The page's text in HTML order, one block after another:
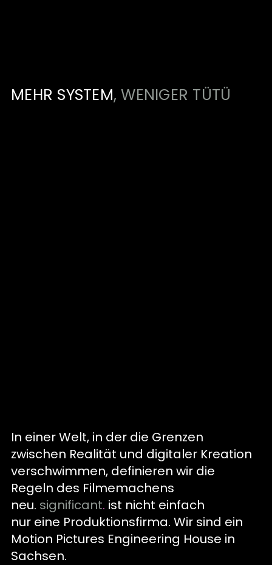
In einerWelt, in der die Grenzen
zwischen Realität und digitaler Kreation
verschwimmen, definieren wir die
Regeln des Filmemachens
neu. significant. ist nicht einfach
nur eine Produktionsfirma. Wir sind ein
Motion Pictures Engineering House in
Sachsen.
MEHR SYSTEM, WENIGER TÜTÜ